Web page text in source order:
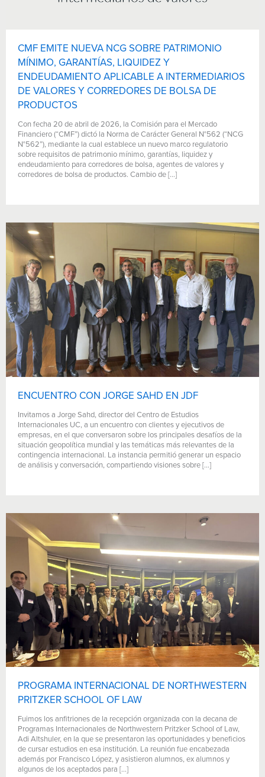
CMF EMITE NUEVA NCG SOBRE PATRIMONIO
MÍNIMO, GARANTÍAS, LIQUIDEZ Y
ENDEUDAMIENTO APLICABLE A INTERMEDIARIOS
DE VALORES Y CORREDORES DE BOLSA DE
PRODUCTOS
Con fecha 20 de abril de 2026, la Comisión para el Mercado
Financiero (“CMF”) dictó la Norma de Carácter General N°562 (“NCG
N°562”), mediante la cual establece un nuevo marco regulatorio
sobre requisitos de patrimonio mínimo, garantías, liquidez y
endeudamiento para corredores de bolsa, agentes de valores y
corredores de bolsa de productos. Cambio de […]
ENCUENTRO CON JORGE SAHD EN JDF
Invitamos a Jorge Sahd, director del Centro de Estudios
Internacionales UC, a un encuentro con clientes y ejecutivos de
empresas, en el que conversaron sobre los principales desafíos de la
situación geopolítica mundial y las temáticas más relevantes de la
contingencia internacional. La instancia permitió generar un espacio
de análisis y conversación, compartiendo visiones sobre […]
PROGRAMA INTERNACIONAL DE NORTHWESTERN
PRITZKER SCHOOL OF LAW
Fuimos los anfitriones de la recepción organizada con la decana de
Programas Internacionales de Northwestern Pritzker School of Law,
Adi Altshuler, en la que se presentaron las oportunidades y beneficios
de cursar estudios en esa institución. La reunión fue encabezada
además por Francisco López, y asistieron alumnos, ex alumnos y
algunos de los aceptados para […]